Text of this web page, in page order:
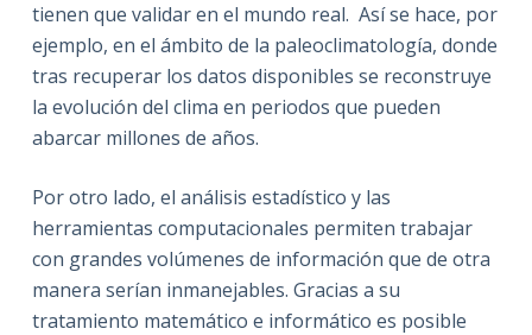
tienen que validar en el mundo real. Así se hace, por
ejemplo, en el ámbito de la paleoclimatología, donde
tras recuperar los datos disponibles se reconstruye
la evolución del clima en periodos que pueden
abarcar millones de años.
Por otro lado, el análisis estadístico y las
herramientas computacionales permiten trabajar
con grandes volúmenes de información que de otra
manera serían inmanejables. Gracias a su
tratamiento matemático e informático es posible